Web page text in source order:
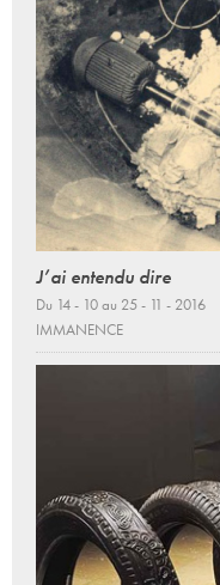
J’ai entendu dire
Du 14 - 10 au 25 - 11 - 2016
IMMANENCE